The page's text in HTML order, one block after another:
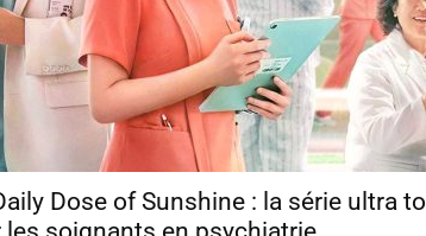
Dose of Sunshine : la série ultra